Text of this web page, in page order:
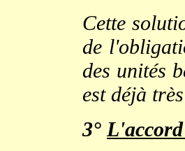
Cette
de
des unités
est déjà
3°